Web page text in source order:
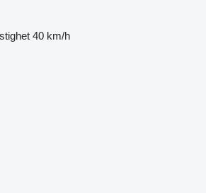
40 km/h